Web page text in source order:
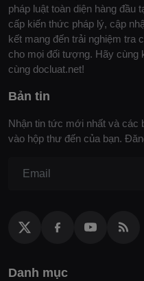
pháp luật toàn diện hàng đầu
cấp kiến thức pháp lý, cập
kết mang đến trải nghiệm tra
cho mọi đối tượng. Hãy cùng
cùng docluat.net!
Bản tin
Nhận tin tức mới nhất và các
vào hộp thư đến của bạn.
Danh mục